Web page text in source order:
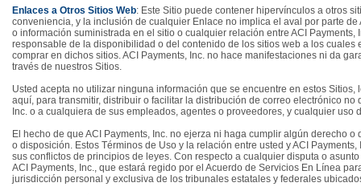
Enlaces a Otros Sitios Web: Este Sitio puede contener hipervínculos a otros
conveniencia, y la inclusión de cualquier Enlace no implica el aval por parte
o información suministrada en el sitio o cualquier relación entre ACI
responsable de la disponibilidad o del contenido de los sitios web a los
comprar en dichos sitios. ACI Payments, Inc. no hace manifestaciones ni da
través de nuestros Sitios.
Usted acepta no utilizar ninguna información que se encuentre en estos
aquí, para transmitir, distribuir o facilitar la distribución de correo electrónico
Inc. o a cualquiera de sus empleados, agentes o proveedores, y cualquier
El hecho de que ACI Payments, Inc. no ejerza ni haga cumplir algún derecho
o disposición. Estos Términos de Uso y la relación entre usted y ACI
sus conflictos de principios de leyes. Con respecto a cualquier disputa o
ACI Payments, Inc., que estará regido por el Acuerdo de Servicios En Línea
jurisdicción personal y exclusiva de los tribunales estatales y federales